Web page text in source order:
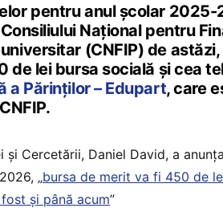
pentru anul școlar
Național pentru
(CNFIP) de
de lei bursa socială și cea
a Părinților – Edupart, care
și Cercetării, Daniel David, a
„bursa de merit va fi 450 de
și până acum”